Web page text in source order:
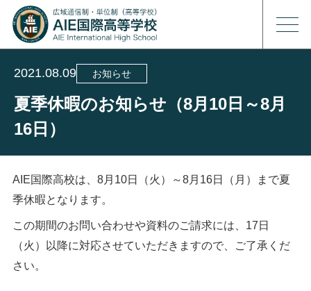
2021.08.09 お知らせ
夏季休暇のお知らせ（8月10日～8月
16日）
AIE国際高校は、8月10日（火）～8月16日（月）まで夏
季休暇となります。
この期間のお問い合わせや資料のご請求には、17日
（火）以降に対応させていただきますので、ご了承くだ
さい。